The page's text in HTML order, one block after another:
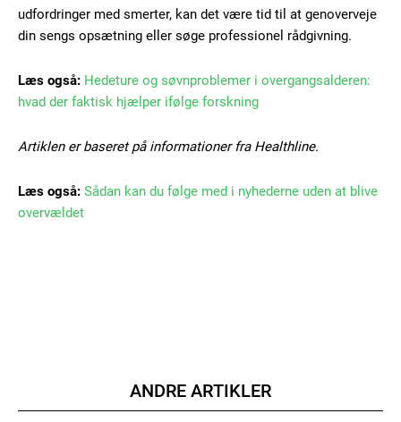
Gratis / forever
Etiam est nibh, lobortis sit
Ut mollis pellentesque tortor
Donec quis est ac felis
Member full access
udfordringer med smerter, kan det være tid til at genoverveje
din sengs opsætning eller søge professionel rådgivning.
Læs også: Hedeture og søvnproblemer i overgangsalderen:
hvad der faktisk hjælper ifølge forskning
Artiklen er baseret på informationer fra Healthline.
Læs også: Sådan kan du følge med i nyhederne uden at blive
overvældet
ANDRE ARTIKLER